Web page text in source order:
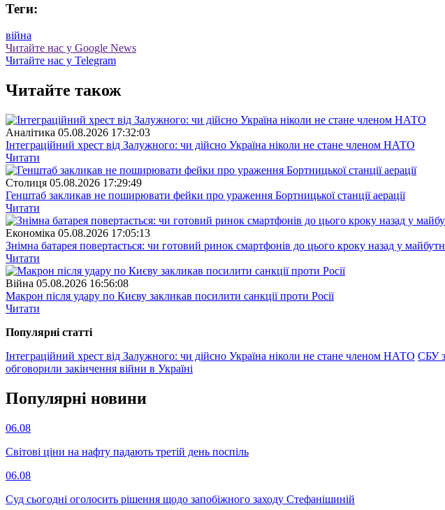
Теги:
війна
Читайте нас у Google News
Читайте нас у Telegram
Читайте також
Аналітика 05.08.2026 17:32:03
Інтеграційний хрест від Залужного: чи дійсно Україна ніколи не стане членом НАТО
Читати
Столиця 05.08.2026 17:29:49
Генштаб закликав не поширювати фейки про ураження Бортницької станції аерації
Читати
Економіка 05.08.2026 17:05:13
Знімна батарея повертається: чи готовий ринок смартфонів до цього кроку назад у
Читати
Війна 05.08.2026 16:56:08
Макрон після удару по Києву закликав посилити санкції проти Росії
Читати
Популярнi статтi
Інтеграційний хрест від Залужного: чи дійсно Україна ніколи не стане членом НАТО СБУ
обговорили закінчення війни в Україні
Популярнi новини
06.08
Світові ціни на нафту падають третій день поспіль
06.08
Суд сьогодні оголосить рішення щодо запобіжного заходу Стефанішиній